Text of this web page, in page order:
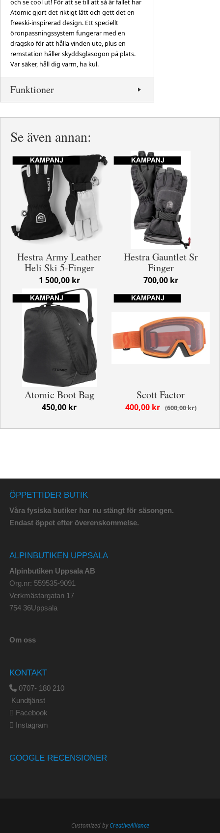
och se cool ut! För att se till att så är fallet har
Atomic gjort det riktigt lätt och gett det en
freeski-inspirerad design. Ett speciellt
öronpassningssystem fungerar med en
dragsko för att hålla vinden ute, plus en
remstation håller skyddsglasögon på plats.
Var säker, håll dig varm, ha kul.
Funktioner
Se även annan:
Hestra Army Leather
Heli Ski 5-Finger
1 500,00 kr
Hestra Gauntlet Sr
Finger
700,00 kr
Atomic Boot Bag
450,00 kr
Scott Factor
600,00 kr
400,00 kr
ÖPPETTIDER BUTIK
Våra fysiska butiker har nu stängt för säsongen.
Endast öppet efter överenskommelse.
ALPINBUTIKEN UPPSALA
Alpinbutiken Uppsala AB
Org.nr: 559535-9091
Verkmästargatan 17
754 36Uppsala
Om oss
KONTAKT
0707- 180 210
Kundtjänst
Facebook
Instagram
GOOGLE RECENSIONER
Customized byCreativeAlliance